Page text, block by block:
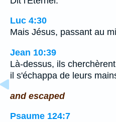
Luc 4:30
Mais Jésus, passant au
Jean 10:39
Là-dessus, ils
il s'échappa de leurs
and escaped
Psaume 124:7